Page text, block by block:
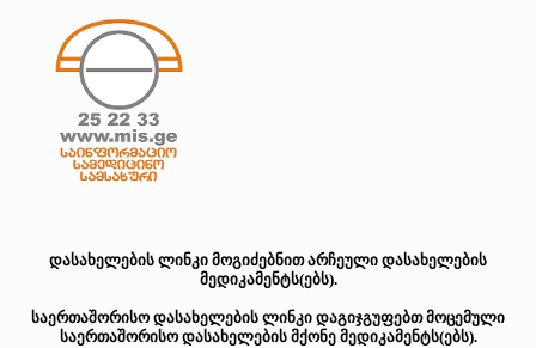
დასახელების ლინკი მოგიძებნით არჩეული დასახელების
მედიკამენტს(ებს).
საერთაშორისო დასახელების ლინკი დაგიჯგუფებთ მოცემული
საერთაშორისო დასახელების მქონე მედიკამენტს(ებს).